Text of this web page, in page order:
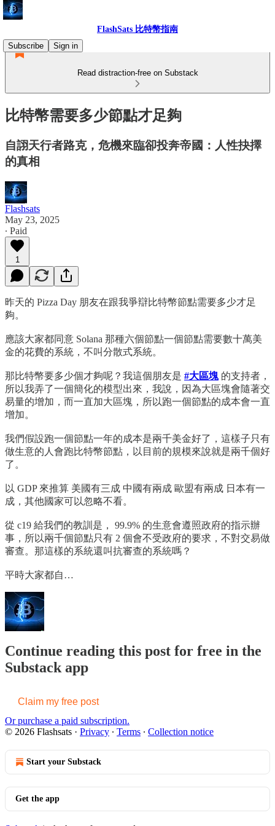
FlashSats 比特幣指南
Subscribe
Sign in
Read distraction-free on Substack
比特幣需要多少節點才足夠
自詡天行者路克，危機來臨卻投奔帝國：人性抉擇
的真相
Flashsats
May 23, 2025
∙ Paid
1
昨天的 Pizza Day 朋友在跟我爭辯比特幣節點需要多少才足
夠。
應該大家都同意 Solana 那種六個節點一個節點需要數十萬美
金的花費的系統，不叫分散式系統。
那比特幣要多少個才夠呢？我這個朋友是 #大區塊 的支持者，
所以我弄了一個簡化的模型出來，我說，因為大區塊會隨著交
易量的增加，而一直加大區塊，所以跑一個節點的成本會一直
增加。
我們假設跑一個節點一年的成本是兩千美金好了，這樣子只有
做生意的人會跑比特幣節點，以目前的規模來說就是兩千個好
了。
以 GDP 來推算 美國有三成 中國有兩成 歐盟有兩成 日本有一
成，其他國家可以忽略不看。
從 c19 給我們的教訓是， 99.9% 的生意會遵照政府的指示辦
事，所以兩千個節點只有 2 個會不受政府的要求，不對交易做
審查。那這樣的系統還叫抗審查的系統嗎？
平時大家都自…
Continue reading this post for free in the
Substack app
Claim my free post
Or purchase a paid subscription.
© 2026 Flashsats · Privacy ∙ Terms ∙ Collection notice
Start your Substack
Get the app